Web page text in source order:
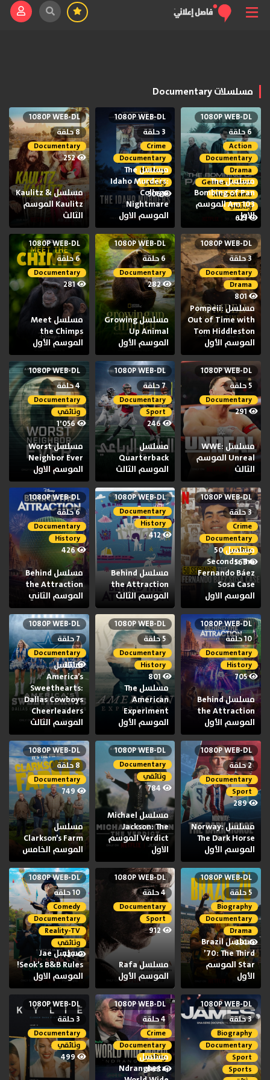
مسلسلات Documentary
1080P WEB-DL
6 حلقة
Action
Documentary
Drama
Genres: Action
Melodrama
وثائقي
621
مسلسل The
Bombing of Pan
Am 103 الموسم
الاول
1080P WEB-DL
3 حلقة
Crime
Documentary
History
وثائقي
506
مسلسل The
Idaho Murders:
College
Nightmare
الموسم الاول
1080P WEB-DL
8 حلقة
Documentary
252
مسلسل Kaulitz &
Kaulitz الموسم
الثالث
1080P WEB-DL
3 حلقة
Documentary
Drama
801
مسلسل Pompeii:
Out of Time with
Tom Hiddleston
الموسم الأول
1080P WEB-DL
6 حلقة
Documentary
282
مسلسل Growing
Up Animal
الموسم الأول
1080P WEB-DL
6 حلقة
Documentary
281
مسلسل Meet
the Chimps
الموسم الأول
1080P WEB-DL
5 حلقة
Documentary
291
مسلسل WWE:
Unreal الموسم
الثالث
1080P WEB-DL
7 حلقة
Documentary
Sport
246
مسلسل
Quarterback
الموسم الثالث
1080P WEB-DL
4 حلقة
Documentary
وثائقي
1٬056
مسلسل Worst
Neighbor Ever
الموسم الاول
1080P WEB-DL
3 حلقة
Crime
Documentary
وثائقي
563
مسلسل 50
Seconds: The
Fernando Báez
Sosa Case
الموسم الاول
1080P WEB-DL
Documentary
History
412
مسلسل Behind
the Attraction
الموسم الثالث
1080P WEB-DL
6 حلقة
Documentary
History
426
مسلسل Behind
the Attraction
الموسم الثاني
1080P WEB-DL
10 حلقة
Documentary
History
705
مسلسل Behind
the Attraction
الموسم الأول
1080P WEB-DL
5 حلقة
Documentary
History
801
مسلسل The
American
Experiment
الموسم الأول
1080P WEB-DL
7 حلقة
Documentary
371
مسلسل
America’s
Sweethearts:
Dallas Cowboys
Cheerleaders
الموسم الثالث
1080P WEB-DL
2 حلقة
Documentary
Sport
289
مسلسل Norway:
The Dark Horse
الموسم الأول
1080P WEB-DL
Documentary
وثائقي
784
مسلسل Michael
Jackson: The
Verdict الموسم
الاول
1080P WEB-DL
8 حلقة
Documentary
749
مسلسل
Clarkson’s Farm
الموسم الخامس
1080P WEB-DL
5 حلقة
Biography
Documentary
Drama
391
مسلسل Brazil
’70: The Third
Star الموسم
الأول
1080P WEB-DL
4 حلقة
Documentary
Sport
912
مسلسل Rafa
الموسم الأول
1080P WEB-DL
10 حلقة
Comedy
Documentary
Reality-TV
وثائقي
727
مسلسل Jae
Seok’s B&B Rules!
الموسم الاول
1080P WEB-DL
3 حلقة
Biography
Documentary
Sport
Sports
1080P WEB-DL
4 حلقة
Crime
Documentary
وثائقي
668
مسلسل
Ndrangheta,
1080P WEB-DL
3 حلقة
Documentary
وثائقي
499